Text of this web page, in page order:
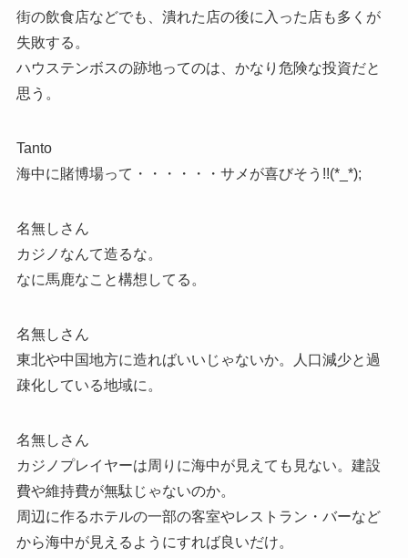
街の飲食店などでも、潰れた店の後に入った店も多くが
失敗する。
ハウステンボスの跡地ってのは、かなり危険な投資だと
思う。
Tanto
海中に賭博場って・・・・・・サメが喜びそう!!(*_*);
名無しさん
カジノなんて造るな。
なに馬鹿なこと構想してる。
名無しさん
東北や中国地方に造ればいいじゃないか。人口減少と過
疎化している地域に。
名無しさん
カジノプレイヤーは周りに海中が見えても見ない。建設
費や維持費が無駄じゃないのか。
周辺に作るホテルの一部の客室やレストラン・バーなど
から海中が見えるようにすれば良いだけ。